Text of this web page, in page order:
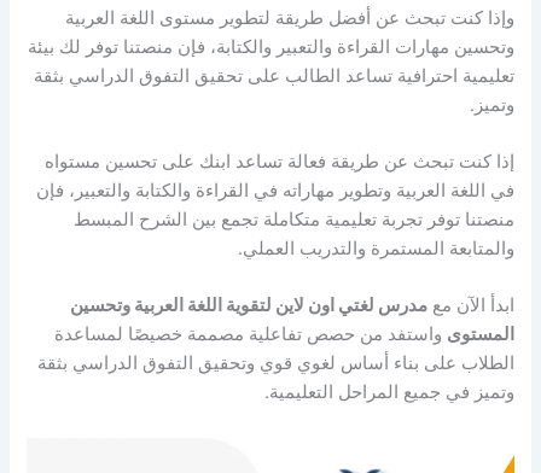
وإذا كنت تبحث عن أفضل طريقة لتطوير مستوى اللغة العربية
وتحسين مهارات القراءة والتعبير والكتابة، فإن منصتنا توفر لك بيئة
تعليمية احترافية تساعد الطالب على تحقيق التفوق الدراسي بثقة
وتميز.
إذا كنت تبحث عن طريقة فعالة تساعد ابنك على تحسين مستواه
في اللغة العربية وتطوير مهاراته في القراءة والكتابة والتعبير، فإن
منصتنا توفر تجربة تعليمية متكاملة تجمع بين الشرح المبسط
والمتابعة المستمرة والتدريب العملي.
ابدأ الآن معمدرس لغتي اون لاين لتقوية اللغة العربية وتحسين
المستوى واستفد من حصص تفاعلية مصممة خصيصًا لمساعدة
الطلاب على بناء أساس لغوي قوي وتحقيق التفوق الدراسي بثقة
وتميز في جميع المراحل التعليمية.